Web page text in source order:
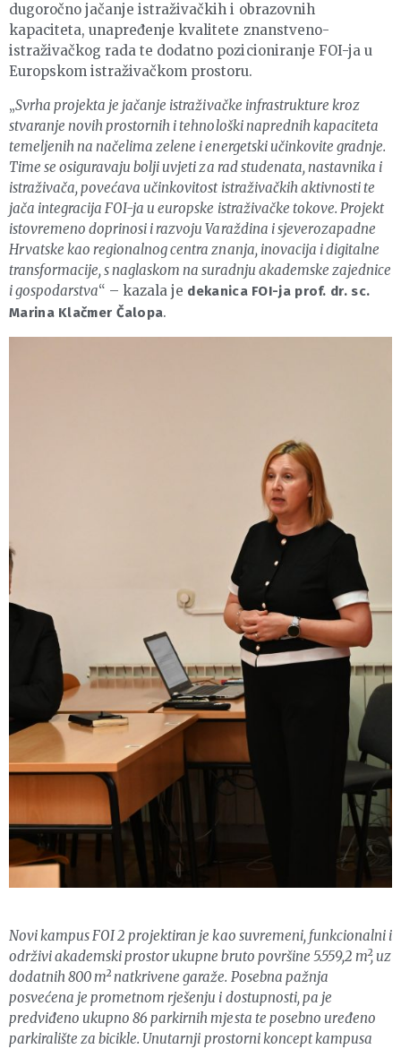
dugoročno jačanje istraživačkih i obrazovnih
kapaciteta, unapređenje kvalitete znanstveno-
istraživačkog rada te dodatno pozicioniranje FOI-ja u
Europskom istraživačkom prostoru.
„Svrha projekta je jačanje istraživačke infrastrukture kroz
stvaranje novih prostornih i tehnološki naprednih kapaciteta
temeljenih na načelima zelene i energetski učinkovite gradnje.
Time se osiguravaju bolji uvjeti za rad studenata, nastavnika i
istraživača, povećava učinkovitost istraživačkih aktivnosti te
jača integracija FOI-ja u europske istraživačke tokove. Projekt
istovremeno doprinosi i razvoju Varaždina i sjeverozapadne
Hrvatske kao regionalnog centra znanja, inovacija i digitalne
transformacije, s naglaskom na suradnju akademske zajednice
i gospodarstva“ – kazala je dekanica FOI-ja prof. dr. sc.
Marina Klačmer Čalopa.
Novi kampus FOI 2 projektiran je kao suvremeni, funkcionalni i
održivi akademski prostor ukupne bruto površine 5.559,2 m², uz
dodatnih 800 m² natkrivene garaže. Posebna pažnja
posvećena je prometnom rješenju i dostupnosti, pa je
predviđeno ukupno 86 parkirnih mjesta te posebno uređeno
parkiralište za bicikle. Unutarnji prostorni koncept kampusa